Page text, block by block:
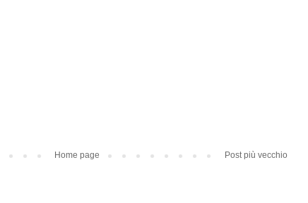
Post più vecchio
Home page